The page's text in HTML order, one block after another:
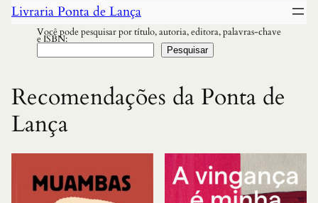
Livraria Ponta de Lança
Você pode pesquisar por título, autoria, editora, palavras-chave
e ISBN:
Pesquisar
Recomendações da Ponta de
Lança